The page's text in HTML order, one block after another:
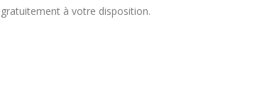
gratuitement à votre disposition.